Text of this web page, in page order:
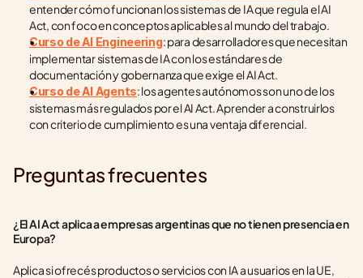
entender cómo funcionan los sistemas de IA que regula el AI
Act, con foco en conceptos aplicables al mundo del trabajo.
Curso de AI Engineering: para desarrolladores que necesitan
implementar sistemas de IA con los estándares de
documentación y gobernanza que exige el AI Act.
Curso de AI Agents: los agentes autónomos son uno de los
sistemas más regulados por el AI Act. Aprender a construirlos
con criterio de cumplimiento es una ventaja diferencial.
Preguntas frecuentes
¿El AI Act aplica a empresas argentinas que no tienen presencia en
Europa?
Aplica si ofrecés productos o servicios con IA a usuarios en la UE,